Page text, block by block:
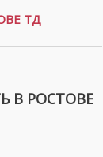
ТД
В РОСТОВЕ